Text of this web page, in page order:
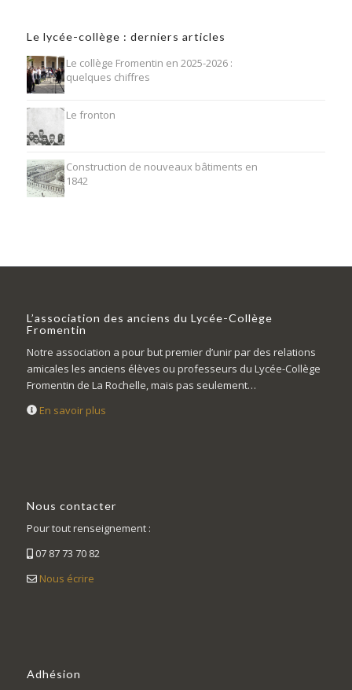
Le lycée-collège : derniers articles
Le collège Fromentin en 2025-2026 :
quelques chiffres
Le fronton
Construction de nouveaux bâtiments en
1842
L’association des anciens du Lycée-Collège
Fromentin
Notre association a pour but premier d’unir par des relations
amicales les anciens élèves ou professeurs du Lycée-Collège
Fromentin de La Rochelle, mais pas seulement…
En savoir plus
Nous contacter
Pour tout renseignement :
07 87 73 70 82
Nous écrire
Adhésion